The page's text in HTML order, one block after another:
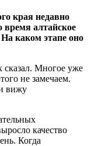
края недавно
время алтайское
каком этапе оно
Многое уже
не замечаем.
вижу
качество
Когда